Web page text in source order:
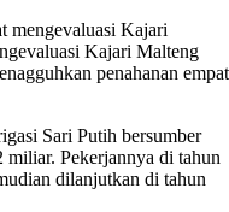
mengevaluasi Kajari
Kajari Malteng
penahanan empat
Sari Putih bersumber
Pekerjannya di tahun
dilanjutkan di tahun